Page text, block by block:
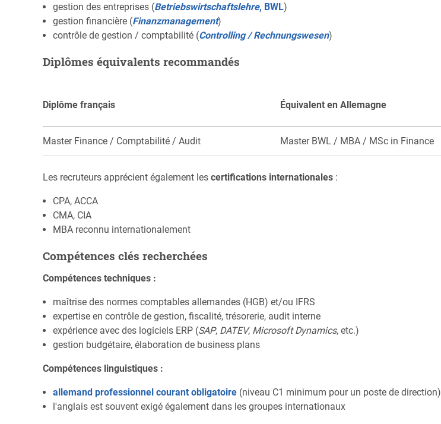
gestion des entreprises (Betriebswirtschaftslehre, BWL)
gestion financière (Finanzmanagement)
contrôle de gestion / comptabilité (Controlling / Rechnungswesen)
Diplômes équivalents recommandés
Diplôme français Équivalent en Allemagne
Master Finance / Comptabilité / Audit Master BWL / MBA / MSc in Finance
Les recruteurs apprécient également les certifications internationales :
CPA, ACCA
CMA, CIA
MBA reconnu internationalement
Compétences clés recherchées
Compétences techniques :
maîtrise des normes comptables allemandes (HGB) et/ou IFRS
expertise en contrôle de gestion, fiscalité, trésorerie, audit interne
expérience avec des logiciels ERP (SAP, DATEV, Microsoft Dynamics, etc.)
gestion budgétaire, élaboration de business plans
Compétences linguistiques :
allemand professionnel courant obligatoire (niveau C1 minimum pour un poste de direction)
l'anglais est souvent exigé également dans les groupes internationaux